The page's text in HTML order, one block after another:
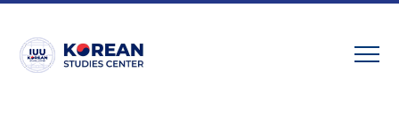
Skip
content